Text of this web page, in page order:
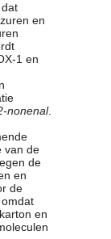
en
1 en
nonenal.
van de
de
en
de
en